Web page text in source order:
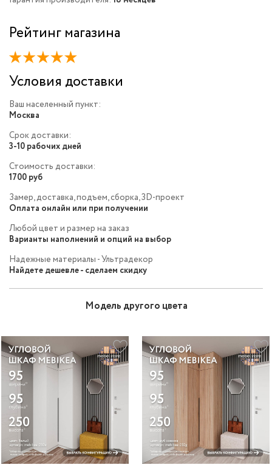
Рейтинг магазина
Условия доставки
Ваш населенный пункт:
Москва
Срок доставки:
3-10 рабочих дней
Стоимость доставки:
1700 руб
Замер, доставка, подъем, сборка, 3D-проект
Оплата онлайн или при получении
Любой цвет и размер на заказ
Варианты наполнений и опций на выбор
Надежные материалы - Ультрадекор
Найдете дешевле - сделаем скидку
Модель другого цвета